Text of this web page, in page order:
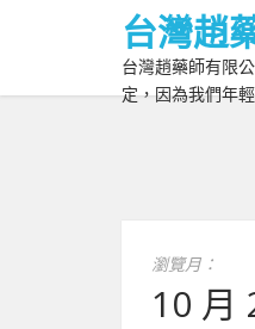
台灣趙
台灣趙藥師有限
定，因為我們年
瀏覽月：
10 月